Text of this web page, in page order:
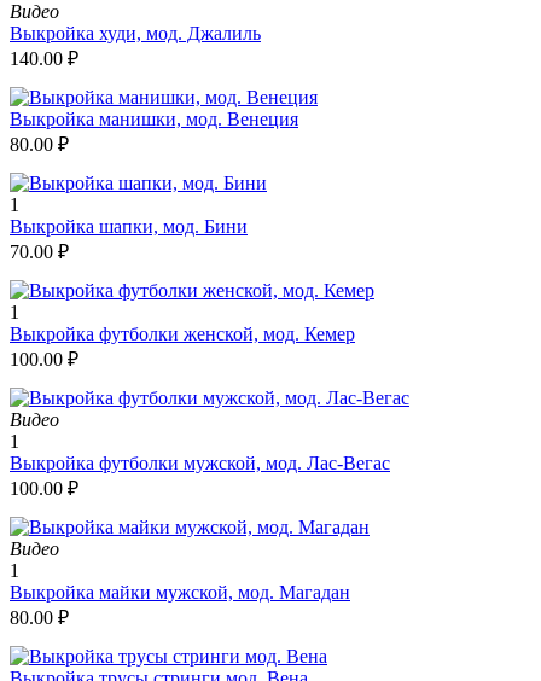
Видео
Выкройка худи, мод. Джалиль
140.00 ₽
Выкройка манишки, мод. Венеция
80.00 ₽
1
Выкройка шапки, мод. Бини
70.00 ₽
1
Выкройка футболки женской, мод. Кемер
100.00 ₽
Видео
1
Выкройка футболки мужской, мод. Лас-Вегас
100.00 ₽
Видео
1
Выкройка майки мужской, мод. Магадан
80.00 ₽